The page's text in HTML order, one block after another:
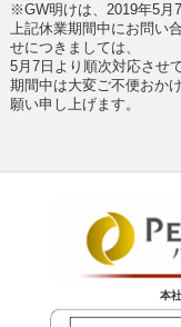
※GW明けは、2019年5月
上記休業期間中にお問い
せにつきましては、
5月7日より順次対応させ
期間中は大変ご不便おか
願い申し上げます。
本